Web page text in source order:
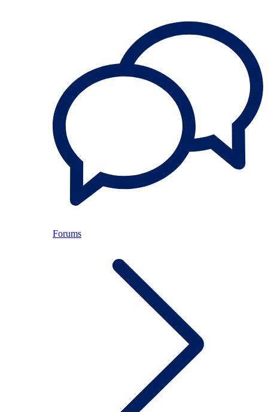
Forums